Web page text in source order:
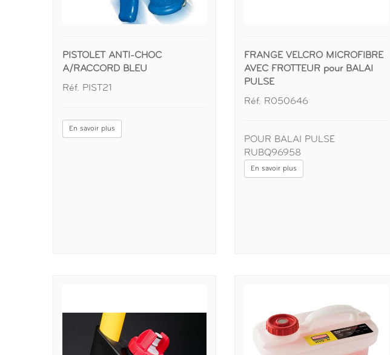
PISTOLET ANTI-CHOC
A/RACCORD BLEU
Réf. PIST21
En savoir plus
FRANGE VELCRO MICROFIBRE
AVEC FROTTEUR pour BALAI
PULSE
Réf. R050646
POUR BALAI PULSE
RUBQ96958
En savoir plus